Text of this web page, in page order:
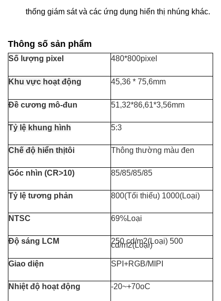
thống giám sát và các ứng dụng hiển thị nhúng khác.
Thông số sản phẩm
Số lượng pixel 480*800pixel
Khu vực hoạt động 45,36 * 75,6mm
Đề cương mô-đun 51,32*86,61*3,56mm
Tỷ lệ khung hình 5:3
Chế độ hiển thịtôi Thông thường màu đen
Góc nhìn (CR>10) 85/85/85/85
Tỷ lệ tương phản 800(Tối thiểu) 1000(Loại)
NTSC 69%Loại
Độ sáng LCM 250 cd/m2(Loại) 500
cd/m2(Loại)
Giao diện SPI+RGB/MIPI
Nhiệt độ hoạt động -20~+70oC